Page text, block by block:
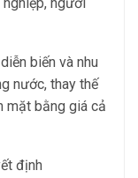
nghiệp, người
biến và nhu
nước, thay thế
mặt bằng giá cả
định